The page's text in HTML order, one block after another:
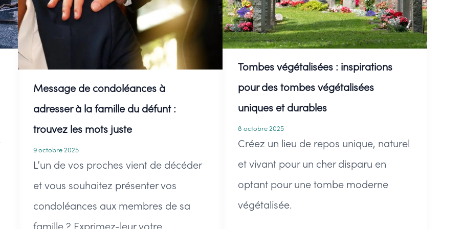
Message de condoléances à
adresser à la famille du défunt :
trouvez les mots juste
9 octobre 2025
L’un de vos proches vient de décéder
et vous souhaitez présenter vos
condoléances aux membres de sa
Tombes végétalisées : inspirations
pour des tombes végétalisées
uniques et durables
8 octobre 2025
Créez un lieu de repos unique, naturel
et vivant pour un cher disparu en
optant pour une tombe moderne
végétalisée.